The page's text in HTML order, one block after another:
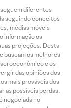
seguem diferentes
seguindo conceitos
médias móveis
informação os
projeções. Desta
buscam os melhores
e os
das opiniões dos
mais prováveis dos
as possíveis perdas.
negociada no